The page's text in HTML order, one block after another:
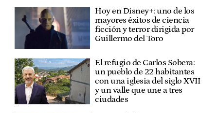
Hoy en Disney+: uno de los
mayores éxitos de ciencia
ficción y terror dirigida por
Guillermo del Toro
El refugio de Carlos Sobera:
un pueblo de 22 habitantes
con una iglesia del siglo XVII
y un valle que une a tres
ciudades